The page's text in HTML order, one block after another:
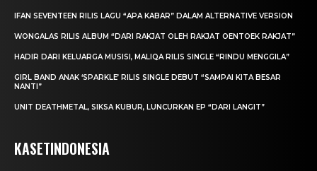
IFAN SEVENTEEN RILIS LAGU “APA KABAR” DALAM ALTERNATIVE VERSION
WONGALAS RILIS ALBUM “DARI RAKJAT OLEH RAKJAT OENTOEK RAKJAT”
HADIR DARI KELUARGA MUSISI, MALIQA RILIS SINGLE “RINDU MENGGILA”
GIRL BAND ANAK ‘SPARKLE’ RILIS SINGLE DEBUT “SAMPAI KITA BESAR
NANTI”
UNIT DEATHMETAL, SIKSA KUBUR, LUNCURKAN EP “DARI LANGIT”
KASETINDONESIA